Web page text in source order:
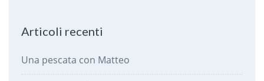
Articoli recenti
Una pescata con Matteo